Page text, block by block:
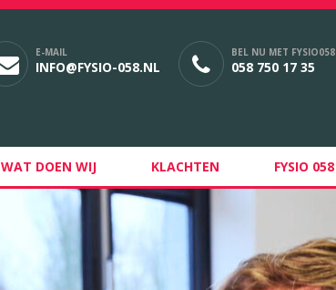
E-MAIL
INFO@FYSIO-058.NL
BEL NU MET FYSIO058
058 750 17 35
WAT DOEN WIJ KLACHTEN FYSIO 058